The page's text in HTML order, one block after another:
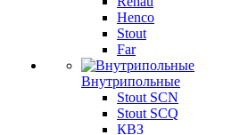
Henco
Stout
Far
Внутрипольные
Stout SCN
Stout SCQ
КВЗ